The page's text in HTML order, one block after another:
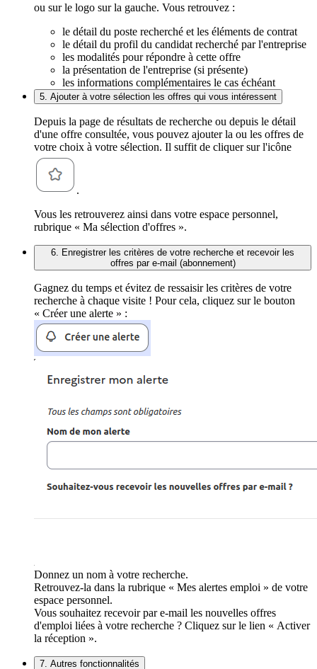
ou sur le logo sur la gauche. Vous retrouvez :
le détail du poste recherché et les éléments de contrat
le détail du profil du candidat recherché par l'entreprise
les modalités pour répondre à cette offre
la présentation de l'entreprise (si présente)
les informations complémentaires le cas échéant
5. Ajouter à votre sélection les offres qui vous intéressent
Depuis la page de résultats de recherche ou depuis le détail
d'une offre consultée, vous pouvez ajouter la ou les offres de
votre choix à votre sélection. Il suffit de cliquer sur l'icône
.
Vous les retrouverez ainsi dans votre espace personnel,
rubrique « Ma sélection d'offres ».
6. Enregistrer les critères de votre recherche et recevoir les
offres par e-mail (abonnement)
Gagnez du temps et évitez de ressaisir les critères de votre
recherche à chaque visite ! Pour cela, cliquez sur le bouton
« Créer une alerte » :
Donnez un nom à votre recherche.
Retrouvez-la dans la rubrique « Mes alertes emploi » de votre
espace personnel.
Vous souhaitez recevoir par e-mail les nouvelles offres
d'emploi liées à votre recherche ? Cliquez sur le lien « Activer
la réception ».
7. Autres fonctionnalités